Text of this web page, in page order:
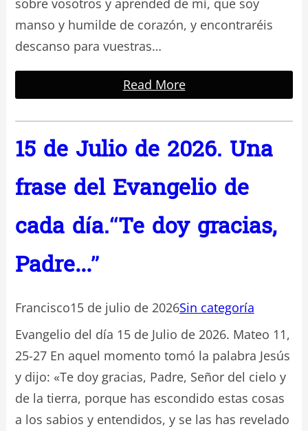
manso y humilde de corazón, y encontraréis
descanso para vuestras…
Read More
15 de Julio de 2026. Una
frase del Evangelio de
cada día.“Te doy gracias,
Padre…”
Francisco15 de julio de 2026Sin categoría
Evangelio del día 15 de Julio de 2026. Mateo 11,
25-27 En aquel momento tomó la palabra Jesús
y dijo: «Te doy gracias, Padre, Señor del cielo y
de la tierra, porque has escondido estas cosas
a los sabios y entendidos, y se las has revelado